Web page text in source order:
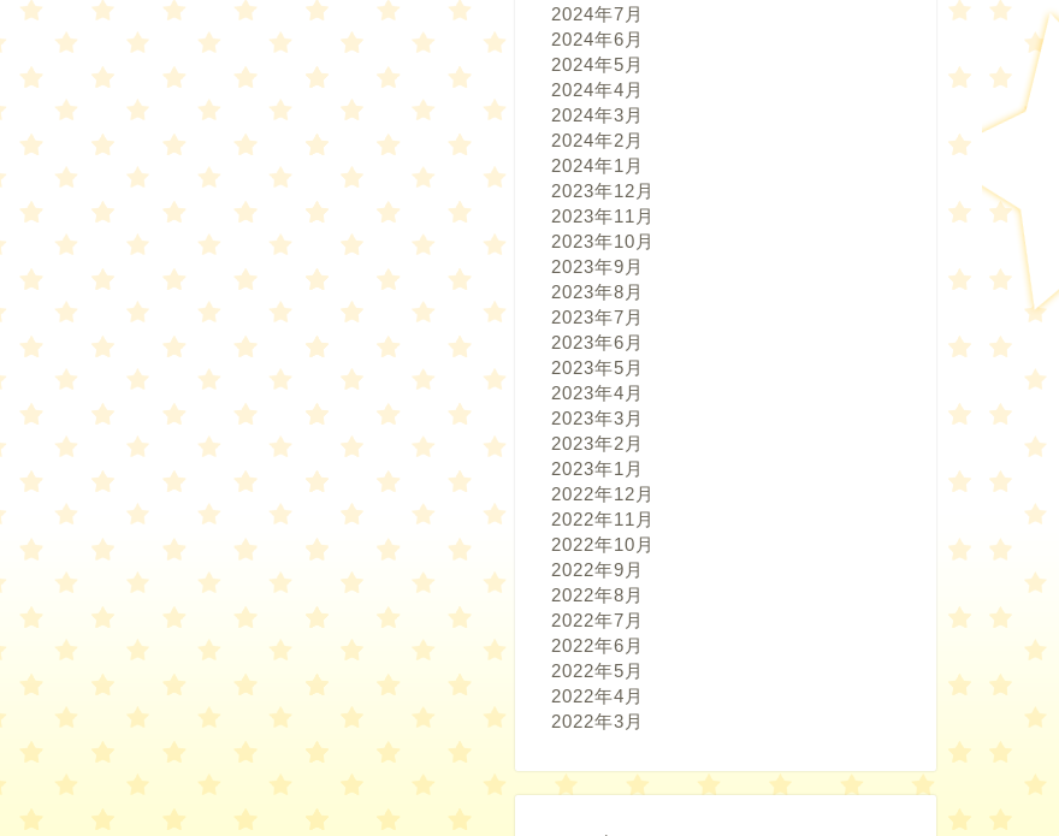
2024年7月
2024年6月
2024年5月
2024年4月
2024年3月
2024年2月
2024年1月
2023年12月
2023年11月
2023年10月
2023年9月
2023年8月
2023年7月
2023年6月
2023年5月
2023年4月
2023年3月
2023年2月
2023年1月
2022年12月
2022年11月
2022年10月
2022年9月
2022年8月
2022年7月
2022年6月
2022年5月
2022年4月
2022年3月